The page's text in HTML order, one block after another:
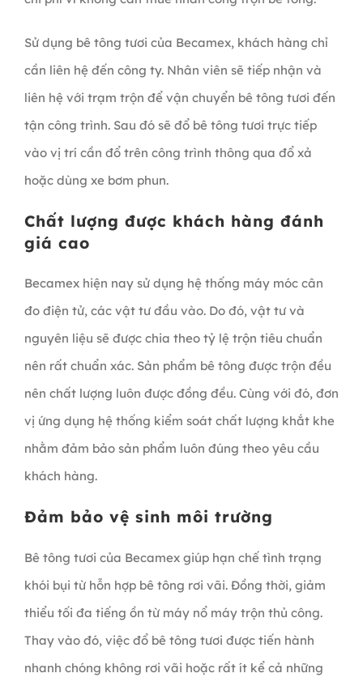
Sử dụng bê tông tươi của Becamex, khách hàng chỉ
cần liên hệ đến công ty. Nhân viên sẽ tiếp nhận và
liên hệ với trạm trộn để vận chuyển bê tông tươi đến
tận công trình. Sau đó sẽ đổ bê tông tươi trực tiếp
vào vị trí cần đổ trên công trình thông qua đổ xả
hoặc dùng xe bơm phun.
Chất lượng được khách hàng đánh
giá cao
Becamex hiện nay sử dụng hệ thống máy móc cân
đo điện tử, các vật tư đầu vào. Do đó, vật tư và
nguyên liệu sẽ được chia theo tỷ lệ trộn tiêu chuẩn
nên rất chuẩn xác. Sản phẩm bê tông được trộn đều
nên chất lượng luôn được đồng đều. Cùng với đó, đơn
vị ứng dụng hệ thống kiểm soát chất lượng khắt khe
nhằm đảm bảo sản phẩm luôn đúng theo yêu cầu
khách hàng.
Đảm bảo vệ sinh môi trường
Bê tông tươi của Becamex giúp hạn chế tình trạng
khói bụi từ hỗn hợp bê tông rơi vãi. Đồng thời, giảm
thiểu tối đa tiếng ồn từ máy nổ máy trộn thủ công.
Thay vào đó, việc đổ bê tông tươi được tiến hành
nhanh chóng không rơi vãi hoặc rất ít kể cả những